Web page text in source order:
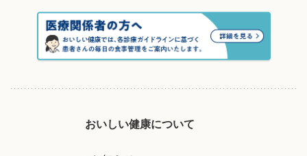
おいしい健康について